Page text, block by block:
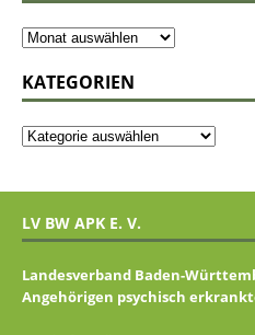
KATEGORIEN
LV BW APK E. V.
Landesverband Baden-
Angehörigen psychisch